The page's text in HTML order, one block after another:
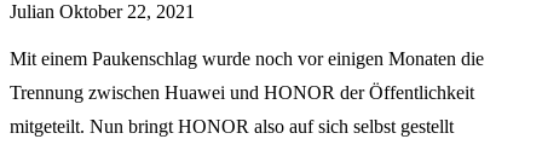
Julian Oktober 22, 2021
Mit einem Paukenschlag wurde noch vor einigen Monaten die
Trennung zwischen Huawei und HONOR der Öffentlichkeit
mitgeteilt. Nun bringt HONOR also auf sich selbst gestellt